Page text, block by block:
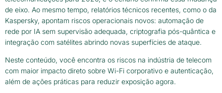
de eixo. Ao mesmo tempo, relatórios técnicos recentes, como o da
Kaspersky, apontam riscos operacionais novos: automação de
rede por IA sem supervisão adequada, criptografia pós-quântica e
integração com satélites abrindo novas superfícies de ataque.
Neste conteúdo, você encontra os riscos na indústria de telecom
com maior impacto direto sobre Wi-Fi corporativo e autenticação,
além de ações práticas para reduzir exposição agora.